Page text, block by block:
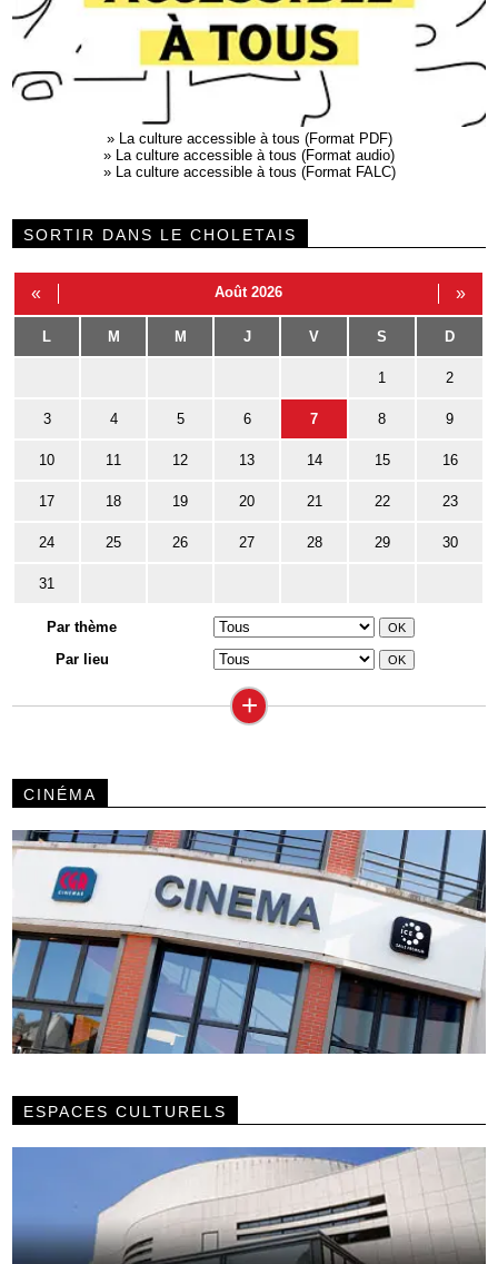
» La culture accessible à tous (Format PDF)
» La culture accessible à tous (Format audio)
» La culture accessible à tous (Format FALC)
SORTIR DANS LE CHOLETAIS
« Août 2026 »
L M M J V S D
1 2
3 4 5 6 7 8 9
10 11 12 13 14 15 16
17 18 19 20 21 22 23
24 25 26 27 28 29 30
31
Par thème
Par lieu
+
CINÉMA
ESPACES CULTURELS